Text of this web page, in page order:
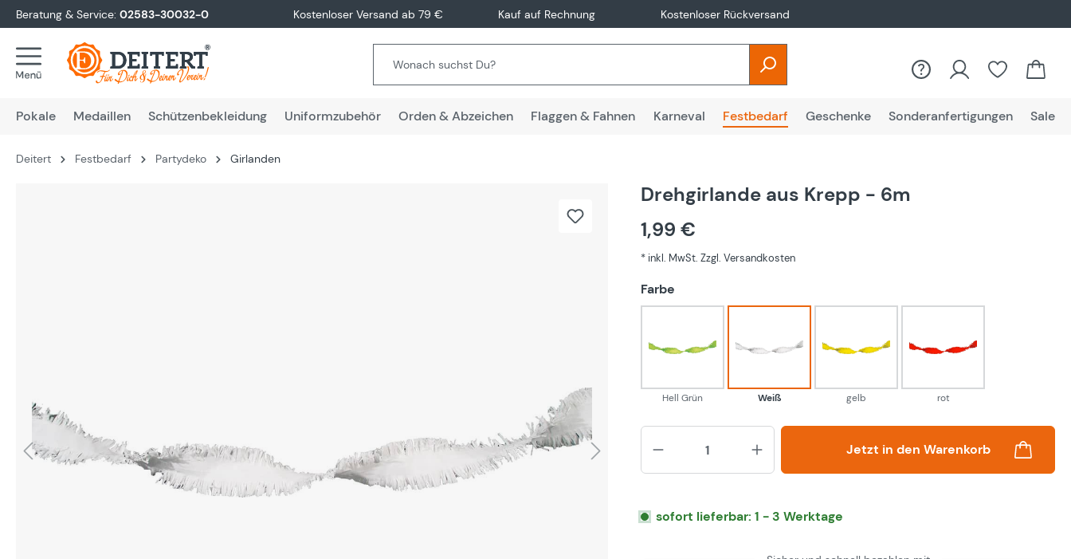
Zur Hauptnavigation springen
Beratung & Service: 02583-30032-0 Kostenloser Versand ab 79 € Kauf auf Rechnung Kostenloser Rückversand
Pokale Medaillen Schützenbekleidung Uniformzubehör Orden & Abzeichen Flaggen & Fahnen Karneval Festbedarf Geschenke Sonderanfertigungen Sale
Deitert Festbedarf Partydeko Girlanden
Drehgirlande aus Krepp - 6m
1,99 €
* inkl. MwSt. Zzgl. Versandkosten
Farbe
Hell Grün
Hell Grün
Weiß
Weiß
gelb
gelb
rot
rot
Produkt Anzahl: Gib den
Jetzt in den Warenkorb
sofort lieferbar: 1 - 3 Werktage